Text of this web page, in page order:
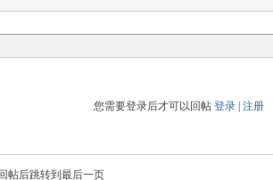
您需要登录后才可以回帖 登录 注册
帖后跳转到最后一页